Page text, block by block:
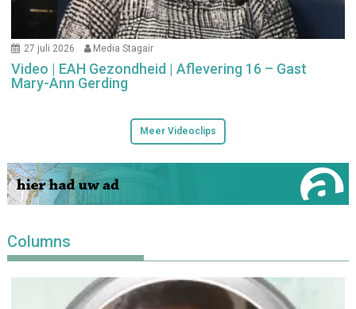
27 juli 2026 Media Stagair
Video | EAH Gezondheid | Aflevering 16 – Gast
Mary-Ann Gerding
Meer Videoclips
Columns